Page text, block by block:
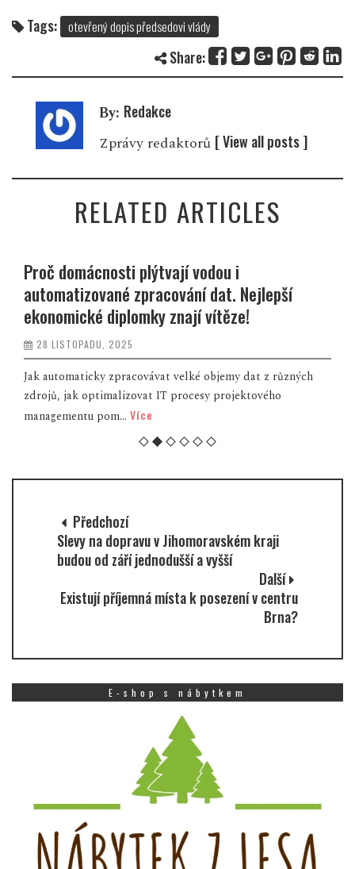
Tags: otevřený dopis předsedovi vlády
Share:
By: Redakce
Zprávy redaktorů [ View all posts ]
RELATED ARTICLES
Proč domácnosti plýtvají vodou i
automatizované zpracování dat. Nejlepší
ekonomické diplomky znají vítěze!
28 LISTOPADU, 2025
Jak automaticky zpracovávat velké objemy dat z různých
zdrojů, jak optimalizovat IT procesy projektového
managementu pom... Více
Předchozí
Slevy na dopravu v Jihomoravském kraji
budou od září jednodušší a vyšší
Další
Existují příjemná místa k posezení v centru
Brna?
E-shop s nábytkem